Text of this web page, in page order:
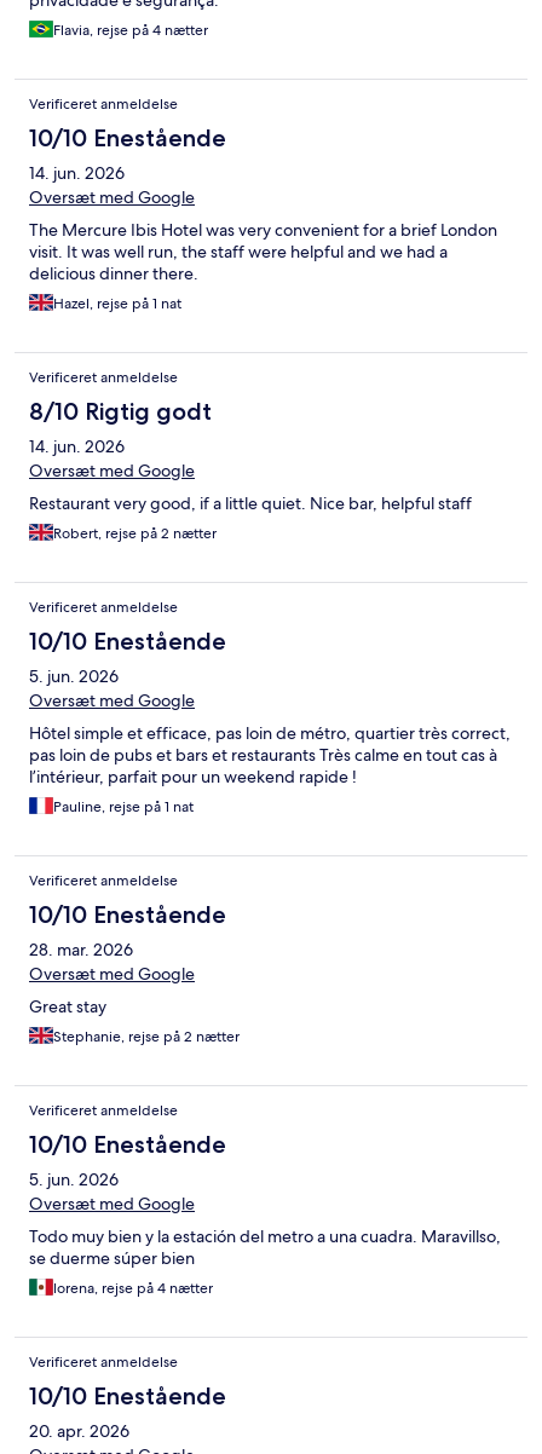
Flavia, rejse på 4 nætter
Verificeret anmeldelse
10/10 Enestående
14. jun. 2026
Oversæt med Google
The Mercure Ibis Hotel was very convenient for a brief London
visit. It was well run, the staff were helpful and we had a
delicious dinner there.
Hazel, rejse på 1 nat
Verificeret anmeldelse
8/10 Rigtig godt
14. jun. 2026
Oversæt med Google
Restaurant very good, if a little quiet. Nice bar, helpful staff
Robert, rejse på 2 nætter
Verificeret anmeldelse
10/10 Enestående
5. jun. 2026
Oversæt med Google
Hôtel simple et efficace, pas loin de métro, quartier très correct,
pas loin de pubs et bars et restaurants Très calme en tout cas à
l’intérieur, parfait pour un weekend rapide !
Pauline, rejse på 1 nat
Verificeret anmeldelse
10/10 Enestående
28. mar. 2026
Oversæt med Google
Great stay
Stephanie, rejse på 2 nætter
Verificeret anmeldelse
10/10 Enestående
5. jun. 2026
Oversæt med Google
Todo muy bien y la estación del metro a una cuadra. Maravillso,
se duerme súper bien
lorena, rejse på 4 nætter
Verificeret anmeldelse
10/10 Enestående
20. apr. 2026